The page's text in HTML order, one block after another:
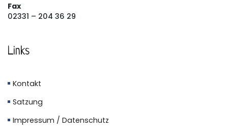
Fax
02331 – 204 36 29
Links
Kontakt
Satzung
Impressum / Datenschutz